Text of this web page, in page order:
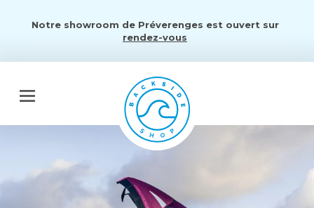
Notre showroom de Préverenges est ouvert sur
rendez-vous